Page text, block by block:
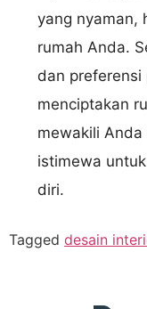
yang nyaman,
rumah Anda.
dan
menciptakan
mewakili
istimewa
diri.
Tagged desain